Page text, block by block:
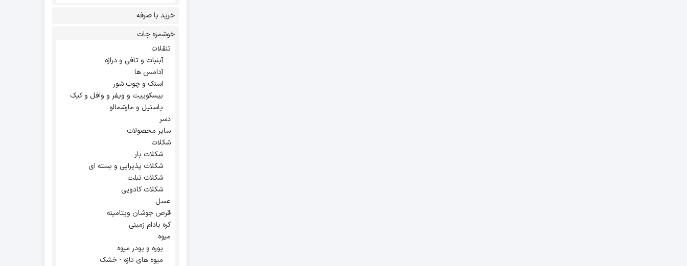
خرید با صرفه
خوشمزه جات
تنقلات
آبنبات و تافی و دراژه
آدامس ها
اسنک و چوب شور
بیسکوییت و ویفر و وافل و کیک
پاستیل و مارشمالو
دسر
سایر محصولات
شکلات
شکلات بار
شکلات پذیرایی و بسته ای
شکلات تبلت
شکلات کادویی
عسل
قرص جوشان ویتامینه
کره بادام زمینی
میوه
پوره و پودر میوه
میوه های تازه - خشک